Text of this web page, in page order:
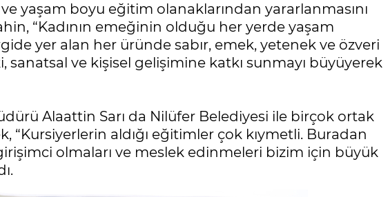
ve yaşam boyu eğitim olanaklarından yararlanmasını
“Kadının emeğinin olduğu her yerde yaşam
yer alan her üründe sabır, emek, yetenek ve özveri
sanatsal ve kişisel gelişimine katkı sunmayı büyüyerek
Alaattin Sarı da Nilüfer Belediyesi ile birçok ortak
“Kursiyerlerin aldığı eğitimler çok kıymetli. Buradan
olmaları ve meslek edinmeleri bizim için büyük